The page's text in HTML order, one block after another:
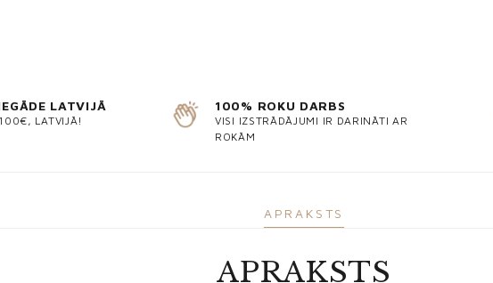
LATVIJĀ
LATVIJĀ!
100% ROKU DARBS
VISI IZSTRĀDĀJUMI IR DARINĀTI AR
ROKĀM
APRAKSTS
APRAKSTS